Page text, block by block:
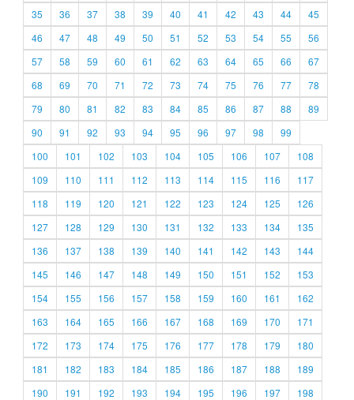
35
36 37 38 39 40 41 42 43 44
45
46
47 48 49 50 51 52 53 54 55
56
57
58 59 60 61 62 63 64 65 66
67
68
69 70 71 72 73 74 75 76 77
78
79
80 81 82 83 84 85 86 87 88
89
90
91 92 93 94 95 96 97 98
99
100
101 102 103 104 105 106 107
108
109
110 111 112 113 114 115 116
117
118
119 120 121 122 123 124 125
126
127
128 129 130 131 132 133 134
135
136
137 138 139 140 141 142 143
144
145
146 147 148 149 150 151 152
153
154
155 156 157 158 159 160 161
162
163
164 165 166 167 168 169 170
171
172
173 174 175 176 177 178 179
180
181
182 183 184 185 186 187 188
189
190
191 192 193 194 195 196 197
198